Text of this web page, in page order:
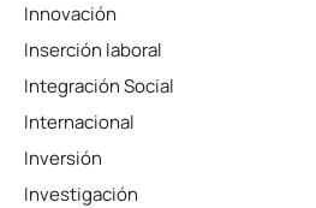
Innovación
Inserción laboral
Integración Social
Internacional
Inversión
Investigación